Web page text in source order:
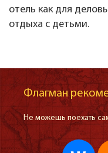
отель как для
отдыха с детьми.
Флагман
Не можешь поехать